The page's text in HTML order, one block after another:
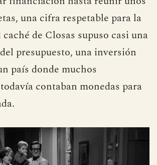
una cifra respetable para la
caché de Closas supuso casi una
presupuesto, una inversión
país donde muchos
contaban monedas para